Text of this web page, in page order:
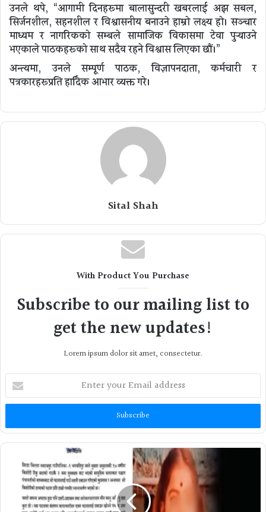
उनले थपे, “आगामी दिनहरूमा बालासुन्दरी खबरलाई अझ सबल,
सिर्जनशील, सहनशील र विश्वासनीय बनाउनेहाम्रो लक्ष्य हो। सञ्चार
माध्यम र नागरिकको सम्बन्धलेसामाजिक विकासमा टेवा पुर्‍याउने
भएकाले पाठकहरूको साथ सदैव रहने विश्वास लिएका छौं।”
अन्त्यमा, उनले सम्पूर्णपाठक, विज्ञापनदाता, कर्मचारी र
पत्रकारहरूप्रति हार्दिक आभारव्यक्त गरे।
Sital Shah
With Product You Purchase
Subscribe to our mailing list to
get the new updates!
Lorem ipsum dolor sit amet, consectetur.
Enter
your
Email